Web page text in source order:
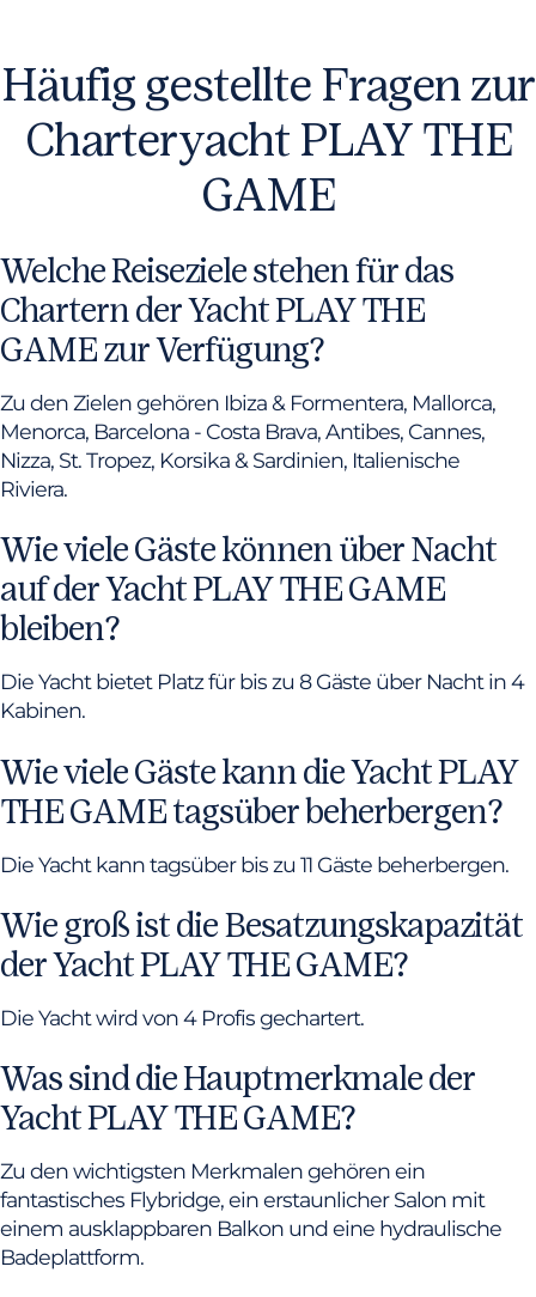
Häufig gestellte Fragen zur
Charteryacht PLAY THE
GAME
Welche Reiseziele stehen für das
Chartern der Yacht PLAY THE
GAME zur Verfügung?
Zu den Zielen gehören Ibiza & Formentera, Mallorca,
Menorca, Barcelona - Costa Brava, Antibes, Cannes,
Nizza, St. Tropez, Korsika & Sardinien, Italienische
Riviera.
Wie viele Gäste können über Nacht
auf der Yacht PLAY THE GAME
bleiben?
Die Yacht bietet Platz für bis zu 8 Gäste über Nacht in 4
Kabinen.
Wie viele Gäste kann die Yacht PLAY
THE GAME tagsüber beherbergen?
Die Yacht kann tagsüber bis zu 11 Gäste beherbergen.
Wie groß ist die Besatzungskapazität
der Yacht PLAY THE GAME?
Die Yacht wird von 4 Profis gechartert.
Was sind die Hauptmerkmale der
Yacht PLAY THE GAME?
Zu den wichtigsten Merkmalen gehören ein
fantastisches Flybridge, ein erstaunlicher Salon mit
einem ausklappbaren Balkon und eine hydraulische
Badeplattform.